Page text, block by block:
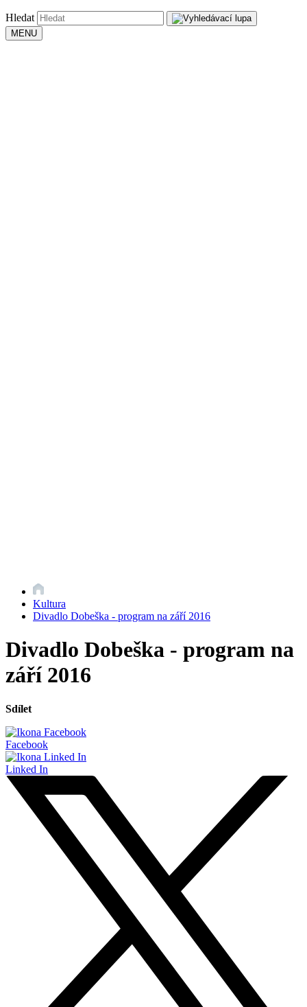
Hledat
MENU
Kultura
Divadlo Dobeška - program na září 2016
Divadlo Dobeška - program na
září 2016
Sdílet
Facebook
Linked In